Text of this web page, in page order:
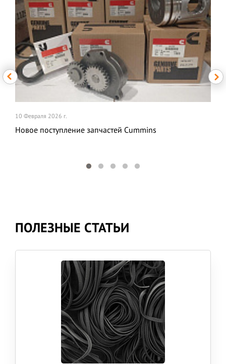
10 Февраля 2026 г.
Новое поступление запчастей Cummins
ПОЛЕЗНЫЕ СТАТЬИ